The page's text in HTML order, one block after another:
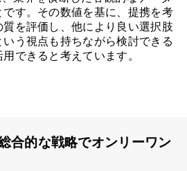
です。その数値を基に、提携を考
質を評価し、他により良い選択肢
う視点も持ちながら検討できる
できると考えています。
合的な戦略でオンリーワン